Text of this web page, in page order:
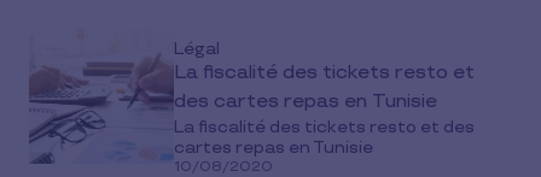
Légal
La fiscalité des tickets resto et
des cartes repas en Tunisie
La fiscalité des tickets resto et des
cartes repas en Tunisie
10/08/2020